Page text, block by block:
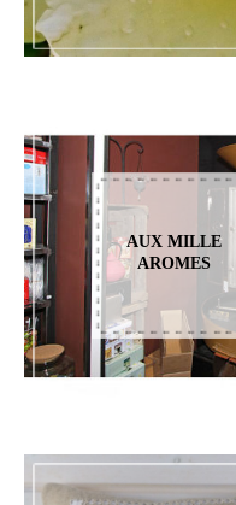
AUX MILLE
AROMES